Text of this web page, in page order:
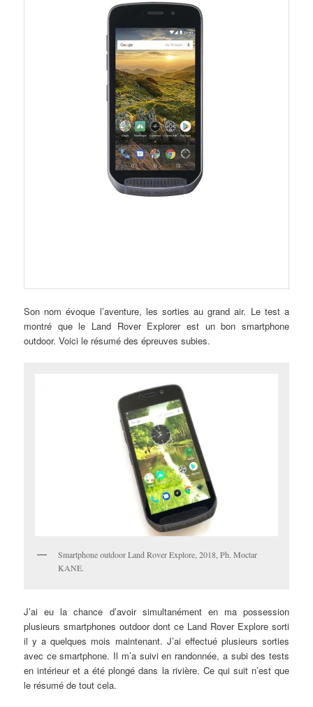
Son nom évoque l’aventure, les sorties au grand air. Le test a
montré que le Land Rover Explorer est un bon smartphone
outdoor. Voici le résumé des épreuves subies.
Smartphone outdoor Land Rover Explore, 2018, Ph. Moctar
KANE.
J’ai eu la chance d’avoir simultanément en ma possession
plusieurs smartphones outdoor dont ce Land Rover Explore sorti
il y a quelques mois maintenant. J’ai effectué plusieurs sorties
avec ce smartphone. Il m’a suivi en randonnée, a subi des tests
en intérieur et a été plongé dans la rivière. Ce qui suit n’est que
le résumé de tout cela.